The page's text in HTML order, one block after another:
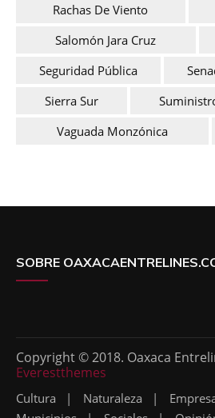
Rachas De Viento
Salomón Jara Cruz
Seguridad Pública
Sierra Sur
Vaguada Monzónica
SOBRE
Copyright © 2018. Oaxaca
Everestthemes
Cultura Naturaleza